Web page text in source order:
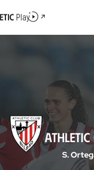
Play
S.